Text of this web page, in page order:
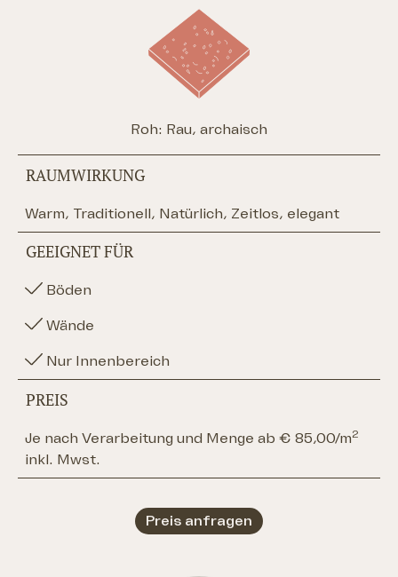
Roh: Rau, archaisch
RAUMWIRKUNG
Warm, Traditionell, Natürlich, Zeitlos, elegant
GEEIGNET FÜR
Böden
Wände
Nur Innenbereich
PREIS
Je nach Verarbeitung und Menge ab € 85,00/m2
inkl. Mwst.
Preis anfragen